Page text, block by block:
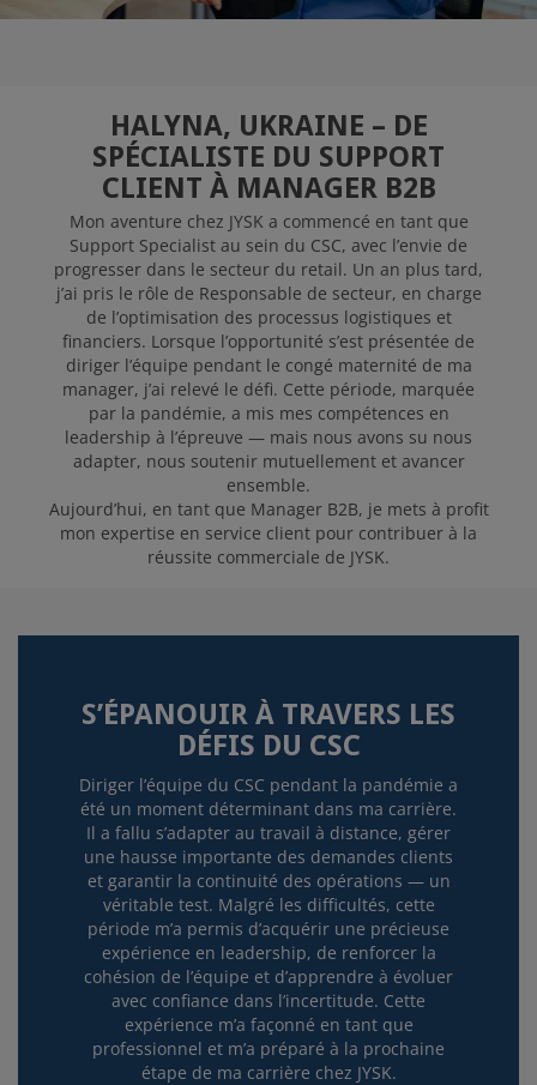
POSTULER
HALYNA, UKRAINE – DE
SPÉCIALISTE DU SUPPORT
CLIENT À MANAGER B2B
Mon aventure chez JYSK a commencé en tant que
Support Specialist au sein du CSC, avec l’envie de
progresser dans le secteur du retail. Un an plus tard,
j’ai pris le rôle de Responsable de secteur, en charge
de l’optimisation des processus logistiques et
financiers. Lorsque l’opportunité s’est présentée de
diriger l’équipe pendant le congé maternité de ma
manager, j’ai relevé le défi. Cette période, marquée
par la pandémie, a mis mes compétences en
leadership à l’épreuve — mais nous avons su nous
adapter, nous soutenir mutuellement et avancer
ensemble.
Aujourd’hui, en tant que Manager B2B, je mets à profit
mon expertise en service client pour contribuer à la
réussite commerciale de JYSK.
S’ÉPANOUIR À TRAVERS LES
DÉFIS DU CSC
Diriger l’équipe du CSC pendant la pandémie a
été un moment déterminant dans ma carrière.
Il a fallu s’adapter au travail à distance, gérer
une hausse importante des demandes clients
et garantir la continuité des opérations — un
véritable test. Malgré les difficultés, cette
période m’a permis d’acquérir une précieuse
expérience en leadership, de renforcer la
cohésion de l’équipe et d’apprendre à évoluer
avec confiance dans l’incertitude. Cette
expérience m’a façonné en tant que
professionnel et m’a préparé à la prochaine
étape de ma carrière chez JYSK.